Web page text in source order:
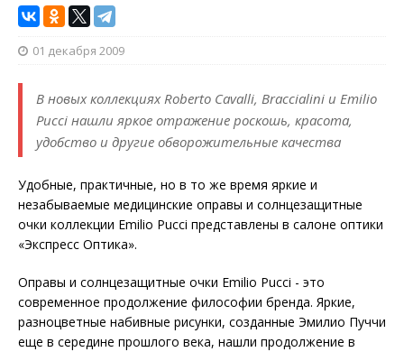
01 декабря 2009
В новых коллекциях Roberto Cavalli, Braccialini и Emilio
Pucci нашли яркое отражение роскошь, красота,
удобство и другие обворожительные качества
Удобные, практичные, но в то же время яркие и
незабываемые медицинские оправы и солнцезащитные
очки коллекции Emilio Pucci представлены в салоне оптики
«Экспресс Оптика».
Оправы и солнцезащитные очки Emilio Pucci - это
современное продолжение философии бренда. Яркие,
разноцветные набивные рисунки, созданные Эмилио Пуччи
еще в середине прошлого века, нашли продолжение в